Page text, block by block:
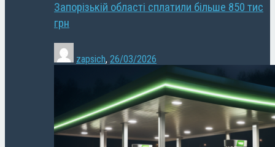
Запорізькій області сплатили більше 850 тис
грн
zapsich, 26/03/2026